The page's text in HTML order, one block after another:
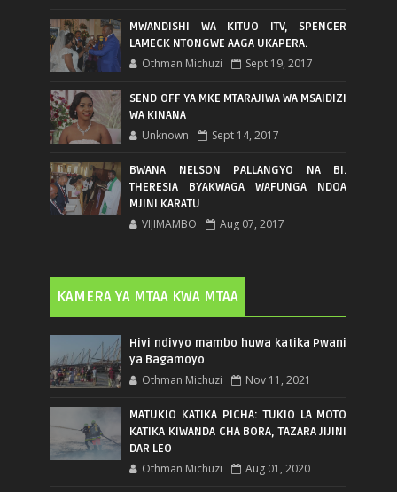
MWANDISHI WA KITUO ITV, SPENCER
LAMECK NTONGWE AAGA UKAPERA.
Othman Michuzi Sept 19, 2017
SEND OFF YA MKE MTARAJIWA WA MSAIDIZI
WA KINANA
Unknown Sept 14, 2017
BWANA NELSON PALLANGYO NA BI.
THERESIA BYAKWAGA WAFUNGA NDOA
MJINI KARATU
VIJIMAMBO Aug 07, 2017
KAMERA YA MTAA KWA MTAA
Hivi ndivyo mambo huwa katika Pwani
ya Bagamoyo
Othman Michuzi Nov 11, 2021
MATUKIO KATIKA PICHA: TUKIO LA MOTO
KATIKA KIWANDA CHA BORA, TAZARA JIJINI
DAR LEO
Othman Michuzi Aug 01, 2020